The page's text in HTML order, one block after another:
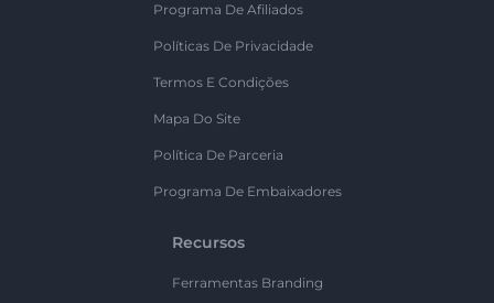
Programa De Afiliados
Políticas De Privacidade
Termos E Condições
Mapa Do Site
Política De Parceria
Programa De Embaixadores
Recursos
Ferramentas Branding